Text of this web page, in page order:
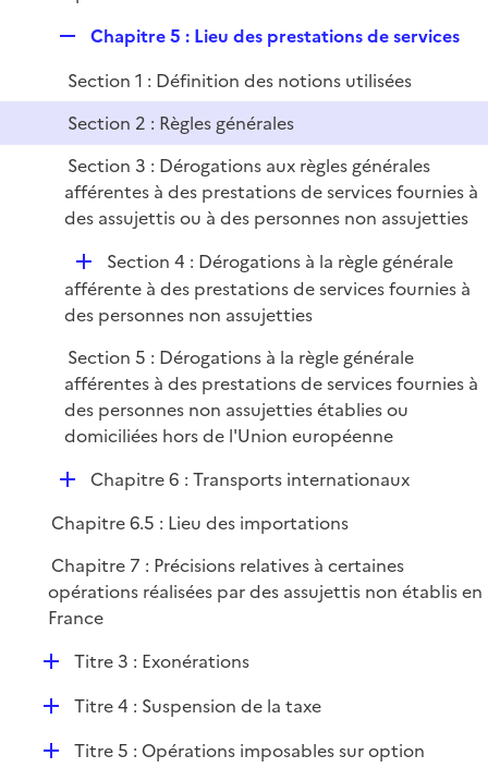
p
i
e
r
Chapitre 5 : Lieu des prestations de services
Section 1 : Définition des notions utilisées
Section 2 : Règles générales
Section 3 : Dérogations aux règles générales
afférentes à des prestations de services fournies à
des assujettis ou à des personnes non assujetties
D
é
p
i
e
r
Section 4 : Dérogations à la règle générale
afférente à des prestations de services fournies à
des personnes non assujetties
Section 5 : Dérogations à la règle générale
afférentes à des prestations de services fournies à
des personnes non assujetties établies ou
domiciliées hors de l'Union européenne
D
p
l
i
e
Chapitre 6 : Transports internationaux
Chapitre 6.5 : Lieu des importations
Chapitre 7 : Précisions relatives à certaines
opérations réalisées par des assujettis non établis en
France
DTitre 3 : Exonérations
DTitre 4 : Suspension de la taxe
DTitre 5 : Opérations imposables sur option